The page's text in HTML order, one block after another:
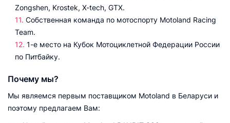
Zongshen, Krostek, X-tech, GTX.
Собственная команда по мотоспорту Motoland Racing
Team.
1-е место на Кубок Мотоциклетной Федерации России
по Питбайку.
Почему мы?
Мы являемся первым поставщиком Motoland в Беларуси и
поэтому предлагаем Вам: